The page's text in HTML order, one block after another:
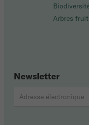
Arbres
Newsletter